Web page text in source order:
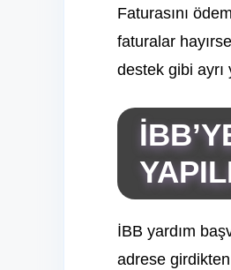
Faturasını
faturalar
destek gibi ayrı
İBB yardım
adrese